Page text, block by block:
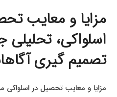
مزایا و معایب
اسلواکی،
تصمیم گیری
مزایا و معایب تحصیل در